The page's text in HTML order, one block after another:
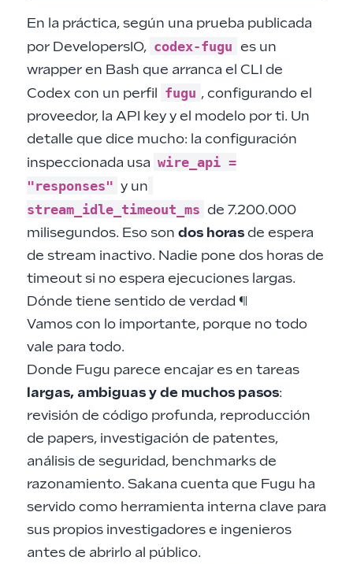
En la práctica, según una prueba publicada
por DevelopersIO, codex-fugu es un
wrapper en Bash que arranca el CLI de
Codex con un perfil fugu , configurando el
proveedor, la API key y el modelo por ti. Un
detalle que dice mucho: la configuración
inspeccionada usa wire_api =
"responses" y un
stream_idle_timeout_ms de 7.200.000
milisegundos. Eso son dos horasde espera
de stream inactivo. Nadie pone dos horas de
timeout si no espera ejecuciones largas.
Dónde tiene sentido de verdad ¶
Vamos con lo importante, porque no todo
vale para todo.
Donde Fugu parece encajar es en tareas
largas, ambiguas y de muchos pasos:
revisión de código profunda, reproducción
de papers, investigación de patentes,
análisis de seguridad, benchmarks de
razonamiento. Sakana cuenta que Fugu ha
servido como herramienta interna clave para
sus propios investigadores e ingenieros
antes de abrirlo al público.